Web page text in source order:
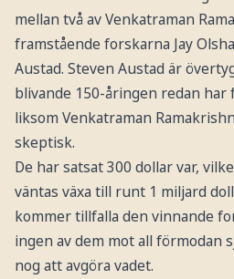
mellan två av Venkatraman
framstående forskarna Jay
Austad. Steven Austad är
blivande 150-åringen redan har
liksom Venkatraman
skeptisk.
De har satsat 300 dollar var,
väntas växa till runt 1 miljard
kommer tillfalla den vinnande
ingen av dem mot all förmodan
nog att avgöra vadet.